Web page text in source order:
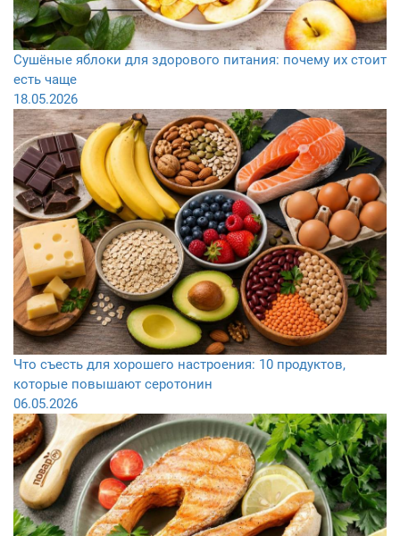
Сушёные яблоки для здорового питания: почему их стоит
есть чаще
18.05.2026
Что съесть для хорошего настроения: 10 продуктов,
которые повышают серотонин
06.05.2026